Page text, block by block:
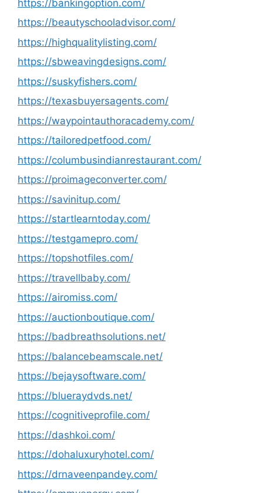
https://bankingoption.com/
https://beautyschooladvisor.com/
https://highqualitylisting.com/
https://sbweavingdesigns.com/
https://suskyfishers.com/
https://texasbuyersagents.com/
https://waypointauthoracademy.com/
https://tailoredpetfood.com/
https://columbusindianrestaurant.com/
https://proimageconverter.com/
https://savinitup.com/
https://startlearntoday.com/
https://testgamepro.com/
https://topshotfiles.com/
https://travellbaby.com/
https://airomiss.com/
https://auctionboutique.com/
https://badbreathsolutions.net/
https://balancebeamscale.net/
https://bejaysoftware.com/
https://blueraydvds.net/
https://cognitiveprofile.com/
https://dashkoi.com/
https://dohaluxuryhotel.com/
https://drnaveenpandey.com/